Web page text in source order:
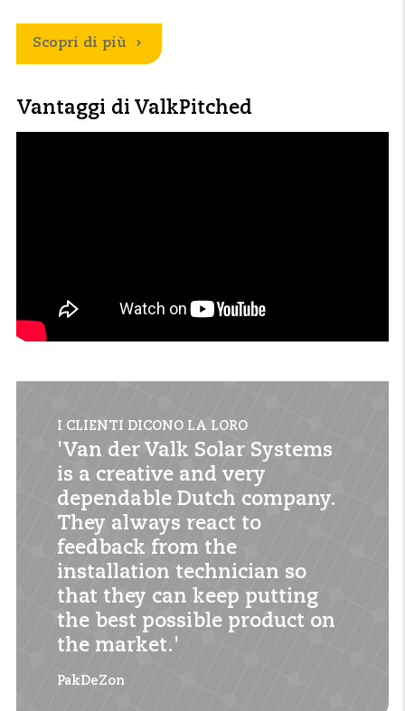
Scopri di più
Vantaggi di ValkPitched
I CLIENTI DICONO LA LORO
'Van der Valk Solar Systems
is a creative and very
dependable Dutch company.
They always react to
feedback from the
installation technician so
that they can keep putting
the best possible product on
the market.'
PakDeZon